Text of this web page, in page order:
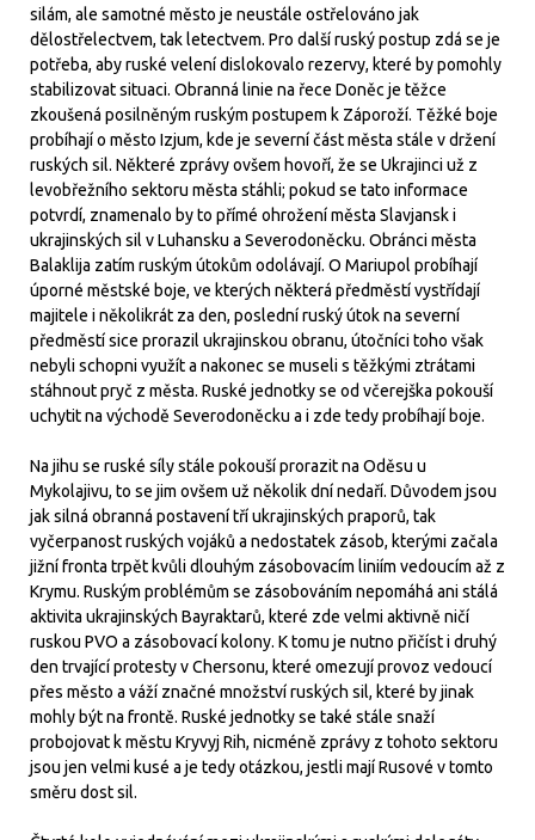
silám, ale samotné město je neustále ostřelováno jak
dělostřelectvem, tak letectvem. Pro další ruský postup zdá se je
potřeba, aby ruské velení dislokovalo rezervy, které by pomohly
stabilizovat situaci. Obranná linie na řece Doněc je těžce
zkoušená posilněným ruským postupem k Záporoží. Těžké boje
probíhají o město Izjum, kde je severní část města stále v držení
ruských sil. Některé zprávy ovšem hovoří, že se Ukrajinci už z
levobřežního sektoru města stáhli; pokud se tato informace
potvrdí, znamenalo by to přímé ohrožení města Slavjansk i
ukrajinských sil v Luhansku a Severodoněcku. Obránci města
Balaklija zatím ruským útokům odolávají. O Mariupol probíhají
úporné městské boje, ve kterých některá předměstí vystřídají
majitele i několikrát za den, poslední ruský útok na severní
předměstí sice prorazil ukrajinskou obranu, útočníci toho však
nebyli schopni využít a nakonec se museli s těžkými ztrátami
stáhnout pryč z města. Ruské jednotky se od včerejška pokouší
uchytit na východě Severodoněcku a i zde tedy probíhají boje.
Na jihu se ruské síly stále pokouší prorazit na Oděsu u
Mykolajivu, to se jim ovšem už několik dní nedaří. Důvodem jsou
jak silná obranná postavení tří ukrajinských praporů, tak
vyčerpanost ruských vojáků a nedostatek zásob, kterými začala
jižní fronta trpět kvůli dlouhým zásobovacím liniím vedoucím až z
Krymu. Ruským problémům se zásobováním nepomáhá ani stálá
aktivita ukrajinských Bayraktarů, které zde velmi aktivně ničí
ruskou PVO a zásobovací kolony. K tomu je nutno přičíst i druhý
den trvající protesty v Chersonu, které omezují provoz vedoucí
přes město a váží značné množství ruských sil, které by jinak
mohly být na frontě. Ruské jednotky se také stále snaží
probojovat k městu Kryvyj Rih, nicméně zprávy z tohoto sektoru
jsou jen velmi kusé a je tedy otázkou, jestli mají Rusové v tomto
směru dost sil.